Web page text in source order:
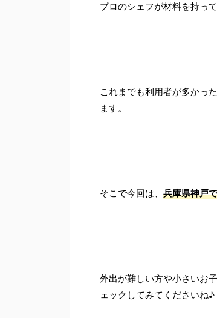
プロのシェフが材料を持っ
これまでも利用者が多かっ
ます。
そこで今回は、 兵庫県神戸
外出が難しい方や小さいお
ェックしてみてくださいね♪